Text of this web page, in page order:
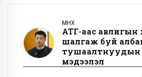
ӨМНӨХ
АТГ-аас авлигын
шалгаж буй
тушаалтнуудын
мэдээлэл